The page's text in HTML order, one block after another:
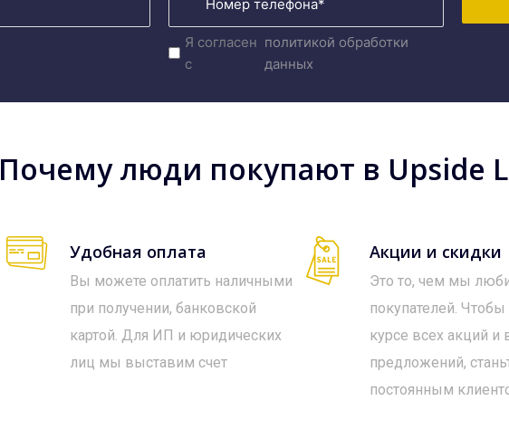
Я согласен
с
политикой обработки
данных
Почему люди покупают в Upside
Удобная оплата
Вы можете оплатить наличными
при получении, банковской
картой. Для ИП и юридических
лиц мы выставим счет
Акции и скидки
Это то, чем мы
покупателей.
курсе всех акций и
предложений,
постоянным